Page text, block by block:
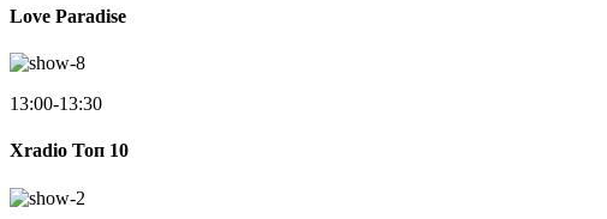
Love Paradise
13:00-13:30
Xradio Топ 10